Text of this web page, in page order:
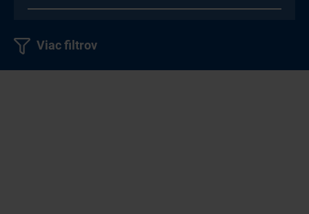
Viac filtrov